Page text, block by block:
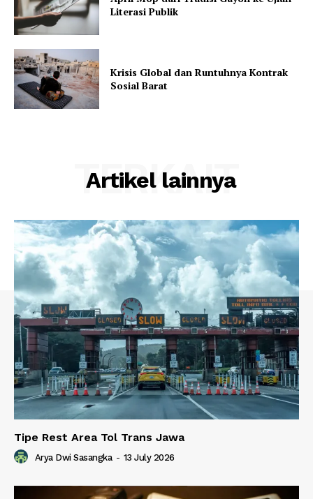
Literasi Publik
Krisis Global dan Runtuhnya Kontrak
Sosial Barat
Artikel lainnya
TERKAIT
Tipe Rest Area Tol Trans Jawa
Arya Dwi Sasangka - 13 July 2026